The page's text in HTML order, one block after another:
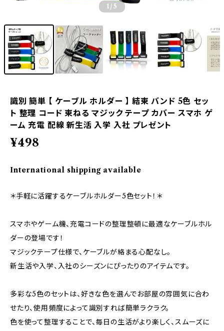
1 /5
識別 簡単 【 ケーブル ホルダー 】 結束 バンド 5色 セッ
ト 整理 コード 束ねる マジック テープ カバー スマホ ゲ
ーム 充電 配線 新生活 入学 入社 プレゼント
¥498
International shipping available
＊手軽に活躍するケーブルホルダー5色セット！＊
スマホやゲーム機、充電コードの整理整頓に最適なケーブルホル
ダーの登場です！
マジックテープ仕様で、ケーブルが絡まる心配なし。
新生活や入学、入社のシーズンにぴったりのアイテムです。
多彩な5色のセットは、好きな色を選んでお部屋の雰囲気に合わ
せたり、使用頻度によって識別すれば簡単ラクラク。
色を使って整理することで、毎日の生活がより楽しく、スムーズに